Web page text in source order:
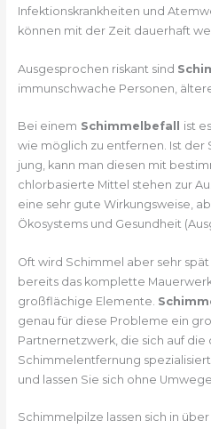
Infektionskrankheiten und
können mit der Zeit dauerhaft
Ausgesprochen riskant sind
immunschwache Personen,
Bei einem Schimmelbefall ist
wie möglich zu entfernen. Ist
jung, kann man diesen mit
chlorbasierte Mittel stehen zur
eine sehr gute Wirkungsweise,
Ökosystems und Gesundheit
Oft wird Schimmel aber sehr
bereits das komplette
großflächige Elemente.
genau für diese Probleme ein
Partnernetzwerk, die sich auf
Schimmelentfernung
und lassen Sie sich ohne
Schimmelpilze lassen sich in